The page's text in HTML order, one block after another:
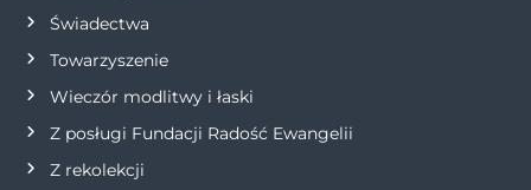
Świadectwa
Towarzyszenie
Wieczór modlitwy i łaski
Z posługi Fundacji Radość Ewangelii
Z rekolekcji